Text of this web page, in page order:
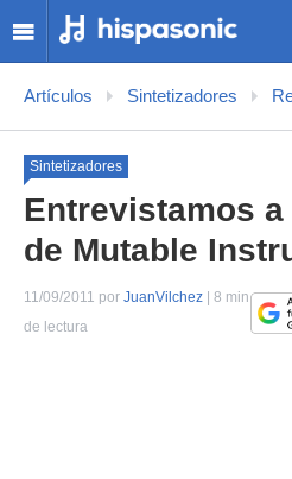
Artículos Sintetizadores
Sintetizadores
Entrevistamos
de Mutable
11/09/2011 por JuanVilchez | 8 min
de lectura